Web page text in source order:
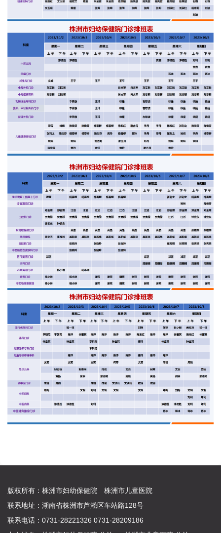
版权所有：株洲市妇幼保健院 株洲市儿童医院
联系地址：湖南省株洲市芦淞区车站路128号
联系电话：0731-28221326 0731-28209186